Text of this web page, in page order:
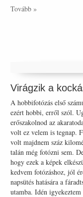
Tovább »
Virágzik a
A hobbifotózás első
ezért hobbi, erről szól.
erőszakolnod az
volt ez velem is tegnap.
volt majdnem száz
talán még fotózni sem.
hogy ezek a képek
kedvem fotózáshoz, jól
napsütés hatására a
utamba. Idén